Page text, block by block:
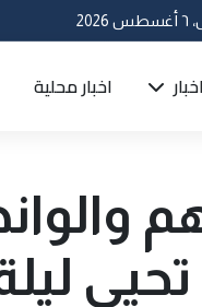
اخبار اخبار محلية
ليلة